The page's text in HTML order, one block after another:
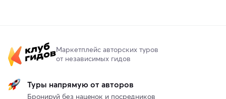
Маркетплейс авторских туров
от независимых гидов
Туры напрямую от авторов
Бронируй без наценок и посредников